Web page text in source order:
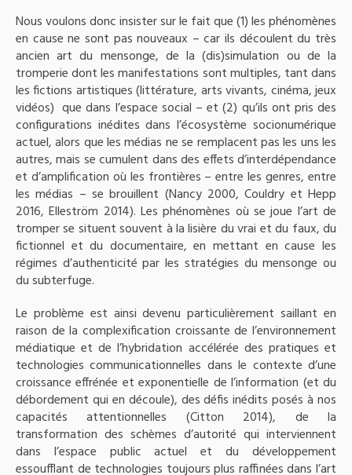
Nous voulons donc insister sur le fait que (1) les phénomènes
en cause ne sont pas nouveaux – car ils découlent du très
ancien art du mensonge, de la (dis)simulation ou de la
tromperie dont les manifestations sont multiples, tant dans
les fictions artistiques (littérature, arts vivants, cinéma, jeux
vidéos) que dans l’espace social – et (2) qu’ils ont pris des
configurations inédites dans l’écosystème socionumérique
actuel, alors que les médias ne se remplacent pas les uns les
autres, mais se cumulent dans des effets d’interdépendance
et d’amplification où les frontières – entre les genres, entre
les médias – se brouillent (Nancy 2000, Couldry et Hepp
2016, Elleström 2014). Les phénomènes où se joue l’art de
tromper se situent souvent à la lisière du vrai et du faux, du
fictionnel et du documentaire, en mettant en cause les
régimes d’authenticité par les stratégies du mensonge ou
du subterfuge.
Le problème est ainsi devenu particulièrement saillant en
raison de la complexification croissante de l’environnement
médiatique et de l’hybridation accélérée des pratiques et
technologies communicationnelles dans le contexte d’une
croissance effrénée et exponentielle de l’information (et du
débordement qui en découle), des défis inédits posés à nos
capacités attentionnelles (Citton 2014), de la
transformation des schèmes d’autorité qui interviennent
dans l’espace public actuel et du développement
essoufflant de technologies toujours plus raffinées dans l’art